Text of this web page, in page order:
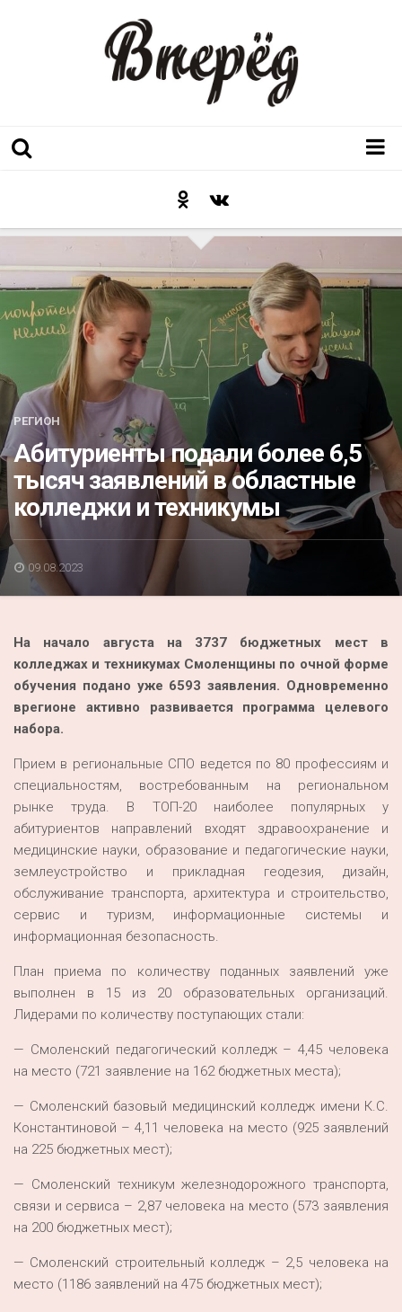
Послесловие к празднику
Факт
Неожиданный ракурс
Контакты
Люди родного края
Акция
К 70-летию районного Дома культуры
Конкурс
Люди родного края
Национальные проекты
Память
Перепись — 2020
РЕГИОН
Абитуриенты подали более 6,5
тысяч заявлений в областные
колледжи и техникумы
09.08.2023
На начало августа на 3737 бюджетных мест в
колледжах и техникумах Смоленщины по очной форме
обучения подано уже 6593 заявления. Одновременно
врегионе активно развивается программа целевого
набора.
Прием в региональные СПО ведется по 80 профессиям и
специальностям, востребованным на региональном
рынке труда. В ТОП-20 наиболее популярных у
абитуриентов направлений входят здравоохранение и
медицинские науки, образование и педагогические науки,
землеустройство и прикладная геодезия, дизайн,
обслуживание транспорта, архитектура и строительство,
сервис и туризм, информационные системы и
информационная безопасность.
План приема по количеству поданных заявлений уже
выполнен в 15 из 20 образовательных организаций.
Лидерами по количеству поступающих стали:
— Смоленский педагогический колледж – 4,45 человека
на место (721 заявление на 162 бюджетных места);
— Смоленский базовый медицинский колледж имени К.С.
Константиновой – 4,11 человека на место (925 заявлений
на 225 бюджетных мест);
— Смоленский техникум железнодорожного транспорта,
связи и сервиса – 2,87 человека на место (573 заявления
на 200 бюджетных мест);
— Смоленский строительный колледж – 2,5 человека на
место (1186 заявлений на 475 бюджетных мест);